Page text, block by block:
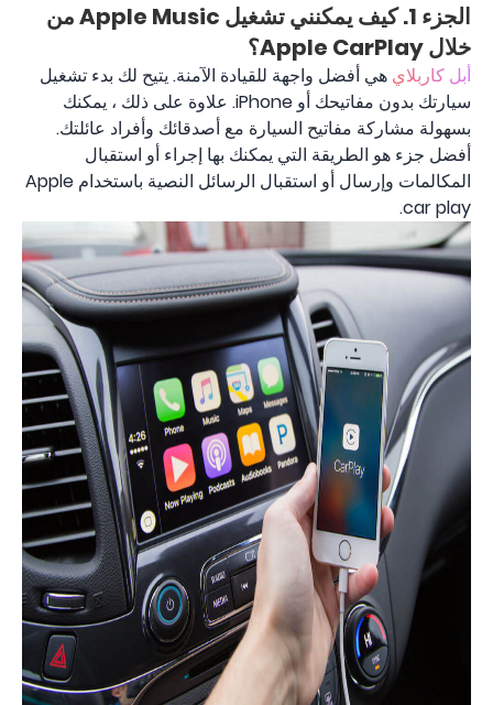
الجزء 1. كيف يمكنني تشغيل Apple Music من
خلال Apple CarPlay؟
أبل كاربلاي هي أفضل واجهة للقيادة الآمنة. يتيح لك بدء تشغيل
سيارتك بدون مفاتيحك أو iPhone. علاوة على ذلك ، يمكنك
بسهولة مشاركة مفاتيح السيارة مع أصدقائك وأفراد عائلتك.
أفضل جزء هو الطريقة التي يمكنك بها إجراء أو استقبال
المكالمات وإرسال أو استقبال الرسائل النصية باستخدام Apple
car play.